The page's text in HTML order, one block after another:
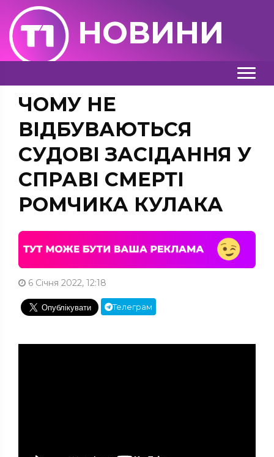
НОВИНИ
ЧОМУ НЕ
ВІДБУВАЮТЬСЯ
СУДОВІ ЗАСІДАННЯ У
СПРАВІ СМЕРТІ
РОМЧИКА КУЛАКА
6 Січня 2022, 12:18
Телеграм